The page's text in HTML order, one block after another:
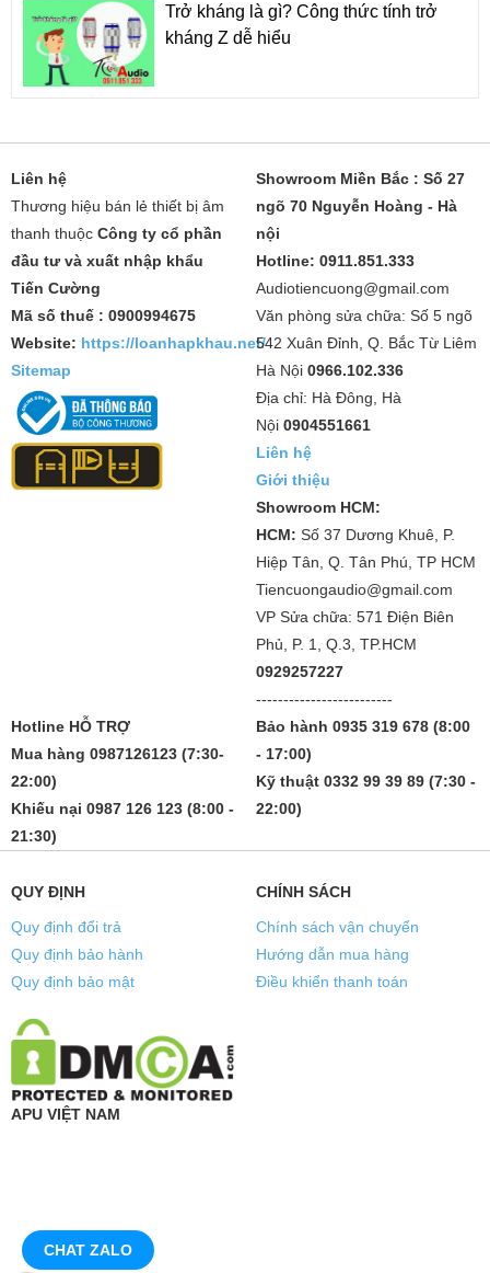
Trở kháng là gì? Công thức tính trở
kháng Z dễ hiểu
Liên hệ
Thương hiệu bán lẻ thiết bị âm
thanh thuộc Công ty cổ phần
đầu tư và xuất nhập khẩu
Tiến Cường
Mã số thuế : 0900994675
Website: https://loanhapkhau.net/
Sitemap
Showroom Miền Bắc : Số 27
ngõ 70 Nguyễn Hoàng - Hà
nội
Hotline: 0911.851.333
Audiotiencuong@gmail.com
Văn phòng sửa chữa: Số 5 ngõ
542 Xuân Đỉnh, Q. Bắc Từ Liêm
Hà Nội 0966.102.336
Địa chỉ: Hà Đông, Hà
Nội 0904551661
Liên hệ
Giới thiệu
Showroom HCM:
HCM: Số 37 Dương Khuê, P.
Hiệp Tân, Q. Tân Phú, TP HCM
Tiencuongaudio@gmail.com
VP Sửa chữa: 571 Điện Biên
Phủ, P. 1, Q.3, TP.HCM
0929257227
-------------------------
Hotline HỖ TRỢ
Mua hàng 0987126123 (7:30-
22:00)
Khiếu nại 0987 126 123 (8:00 -
21:30)
Bảo hành 0935 319 678 (8:00
- 17:00)
Kỹ thuật 0332 99 39 89 (7:30 -
22:00)
QUY ĐỊNH
Quy định đổi trả
Quy định bảo hành
Quy định bảo mật
CHÍNH SÁCH
Chính sách vận chuyển
Hướng dẫn mua hàng
Điều khiển thanh toán
APU VIỆT NAM
CHAT ZALO